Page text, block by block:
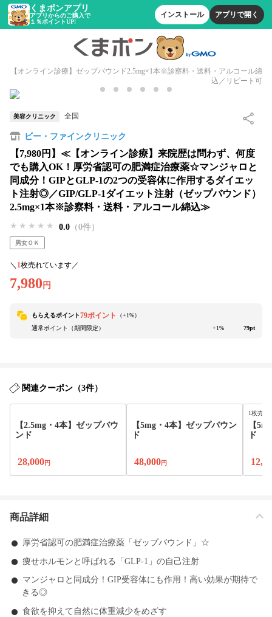
くまポンアプリ
アプリからのご購入で
１％ポイントUP!
インストール アプリで開く
【オンライン診療】ゼップバウンド2.5mg×1本※診察料・送料・アルコール綿
込／リピート可
美容クリニック 全国
ビー・ファインクリニック
【7,980円】≪【オンライン診療】来院歴は問わず、何度
でも購入OK！厚労省認可の肥満症治療薬☆マンジャロと
同成分！GIPとGLP-1の2つの受容体に作用するダイエッ
ト注射◎／GIP/GLP-1ダイエット注射（ゼップバウンド）
2.5mg×1本※診察料・送料・アルコール綿込≫
★★★★★
★★★★★
★★★★★ 0.0 （0件）
男女ＯＫ
＼ 1枚売れています／
7,980 円
もらえるポイント79ポイント （+1%）
通常ポイント（期間限定）
+1% 79pt
関連クーポン（3件）
【2.5mg・4本】ゼップバウ
ンド
28,000円
【5mg・4本】ゼップバウン
ド
48,000円
1枚売れ
【
ド
商品詳細
厚労省認可の肥満症治療薬「ゼップバウンド」☆
痩せホルモンと呼ばれる「GLP-1」の自己注射
マンジャロと同成分！GIP受容体にも作用！高い効果が期待で
きる◎
食欲を抑えて自然に体重減少をめざす